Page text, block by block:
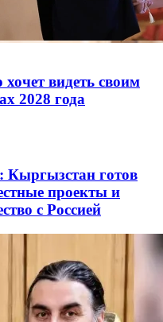
видеть своим
2028 года
готов
проекты и
с Россией